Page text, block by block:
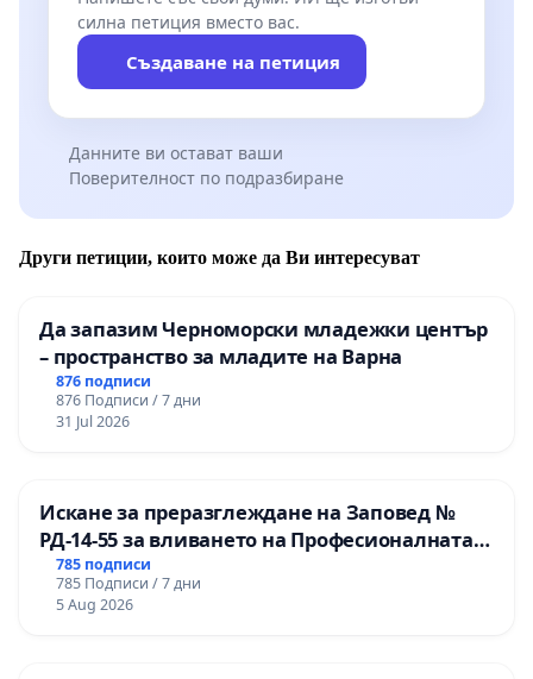
силна петиция вместо вас.
Създаване на петиция
Данните ви остават ваши
Поверителност по подразбиране
Други петиции, които може да Ви интересуват
Да запазим Черноморски младежки център
– пространство за младите на Варна
876 подписи
876 Подписи / 7 дни
31 Jul 2026
Искане за преразглеждане на Заповед №
РД-14-55 за вливането на Професионалната
гимназия по промишлени технологии в
Професионалната гимназия по икономика и
мениджмънт – гр. Пазарджик
785 подписи
785 Подписи / 7 дни
5 Aug 2026